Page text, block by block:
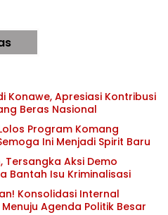
Konawe, Apresiasi Kontribusi
Beras Nasional
Program Komang
Ini Menjadi Spirit Baru
Tersangka Aksi Demo
Bantah Isu Kriminalisasi
Konsolidasi Internal
Agenda Politik Besar